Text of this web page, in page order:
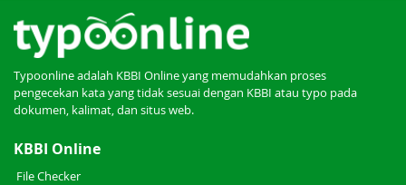
Typoonline adalah KBBI Online yang memudahkan proses
pengecekan kata yang tidak sesuai dengan KBBI atau typo pada
dokumen, kalimat, dan situs web.
KBBI Online
File Checker